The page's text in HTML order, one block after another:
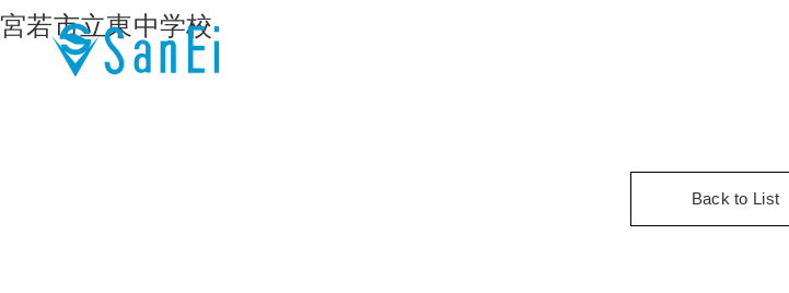
宮若市立東中学校
Back to List